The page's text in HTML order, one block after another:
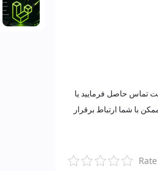
تماس حاصل فرمایید یا
با شما ارتباط برقرار